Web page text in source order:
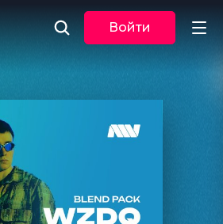
По трекам
По жанрам
Войти